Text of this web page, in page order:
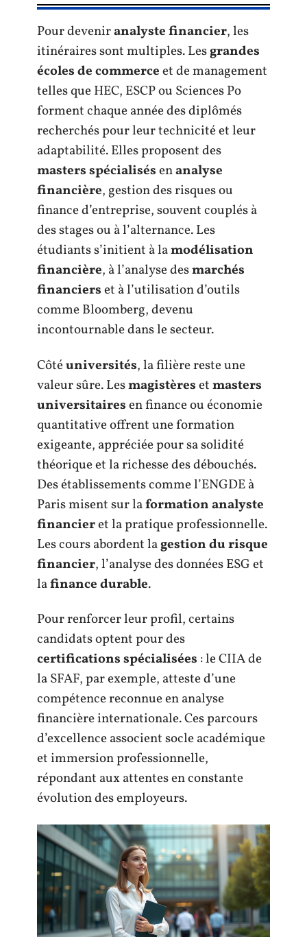
Pour deveniranalyste financier, les
itinéraires sont multiples. Lesgrandes
écoles de commerceet de management
telles que HEC, ESCP ou Sciences Po
forment chaque année des diplômés
recherchés pour leur technicité et leur
adaptabilité. Elles proposent des
masters spécialisésenanalyse
financière, gestion des risques ou
finance d’entreprise, souvent couplés à
des stages ou à l’alternance. Les
étudiants s’initient à lamodélisation
financière, à l’analyse desmarchés
financierset à l’utilisation d’outils
comme Bloomberg, devenu
incontournable dans le secteur.
Côtéuniversités, la filière reste une
valeur sûre. Lesmagistèresetmasters
universitairesen finance ou économie
quantitative offrent une formation
exigeante, appréciée pour sa solidité
théorique et la richesse des débouchés.
Des établissements comme l’ENGDE à
Paris misent sur laformation analyste
financieret la pratique professionnelle.
Les cours abordent lagestion du risque
financier, l’analyse des données ESG et
lafinance durable.
Pour renforcer leur profil, certains
candidats optent pour des
certifications spécialisées : le CIIA de
la SFAF, par exemple, atteste d’une
compétence reconnue en analyse
financière internationale. Ces parcours
d’excellence associent socle académique
et immersion professionnelle,
répondant aux attentes en constante
évolution des employeurs.